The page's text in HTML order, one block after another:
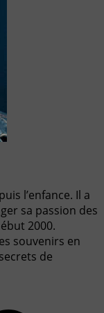
l’enfance. Il a
sa passion des
2000.
souvenirs en
de